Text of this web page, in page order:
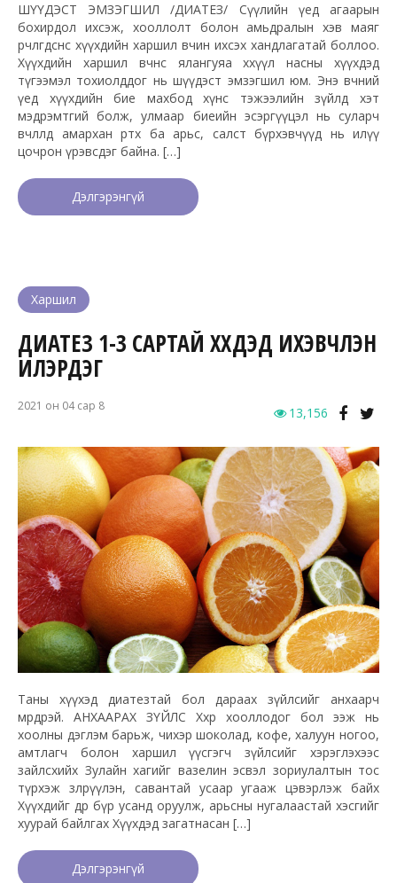
ШҮҮДЭСТ ЭМЗЭГШИЛ /ДИАТЕЗ/ Сүүлийн үед агаарын
бохирдол ихсэж, хооллолт болон амьдралын хэв маяг
өөрчлөгдсөнөөс хүүхдийн харшил өвчин ихсэх хандлагатай боллоо.
Хүүхдийн харшил өвчнөөс ялангуяа хөхүүл насны хүүхдэд
түгээмэл тохиолддог нь шүүдэст эмзэгшил юм. Энэ өвчний
үед хүүхдийн бие махбод хүнс тэжээлийн зүйлд хэт
мэдрэмтгий болж, улмаар биеийн эсэргүүцэл нь суларч
өвчлөлд амархан өртөх ба арьс, салст бүрхэвчүүд нь илүү
цочрон үрэвсдэг байна. […]
Дэлгэрэнгүй
Харшил
ДИАТЕЗ 1-3 САРТАЙ ХҮҮХДЭД ИХЭВЧЛЭН
ИЛЭРДЭГ
2021 он 04 сар 8 13,156
Таны хүүхэд диатезтай бол дараах зүйлсийг анхаарч
мөрдөөрэй. АНХААРАХ ЗҮЙЛС Хөхөөр хооллодог бол ээж нь
хоолны дэглэм барьж, чихэр шоколад, кофе, халуун ногоо,
амтлагч болон харшил үүсгэгч зүйлсийг хэрэглэхээс
зайлсхийх Зулайн хагийг вазелин эсвэл зориулалтын тос
түрхэж зөөлрүүлэн, савантай усаар угааж цэвэрлэж байх
Хүүхдийг өдөр бүр усанд оруулж, арьсны нугалаастай хэсгийг
хуурай байлгах Хүүхдэд загатнасан […]
Дэлгэрэнгүй